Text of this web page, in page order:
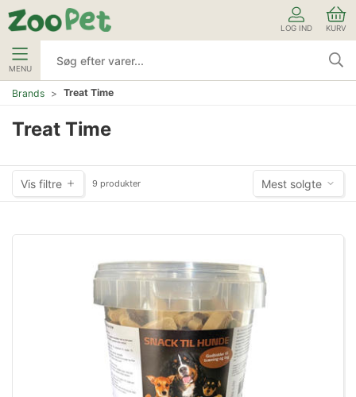
LOG IND KURV
MENU
Brands Treat Time
Treat Time
Vis filtre 9 produkter Mest solgte